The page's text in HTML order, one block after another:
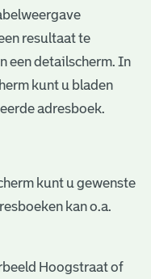
resultaat te
een detailscherm. In
kunt u bladen
adresboek.
kunt u gewenste
kan o.a.
Hoogstraat of